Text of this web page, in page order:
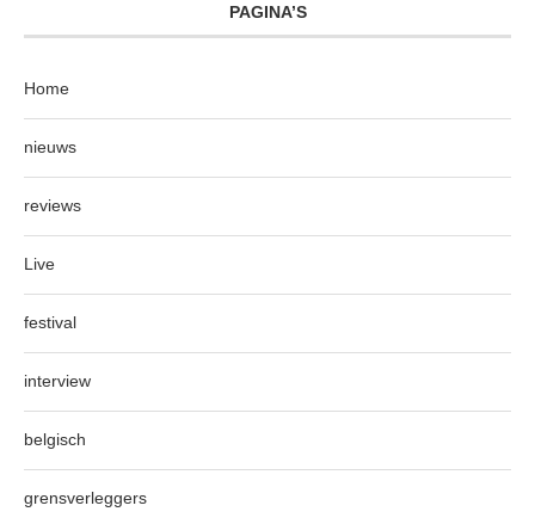
PAGINA’S
Home
nieuws
reviews
Live
festival
interview
belgisch
grensverleggers